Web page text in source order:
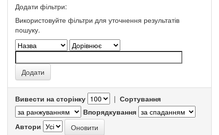
Додати фільтри:
Використовуйте фільтри для уточнення результатів
пошуку.
Вивести на сторінку | Сортування
Впорядкування
Автори